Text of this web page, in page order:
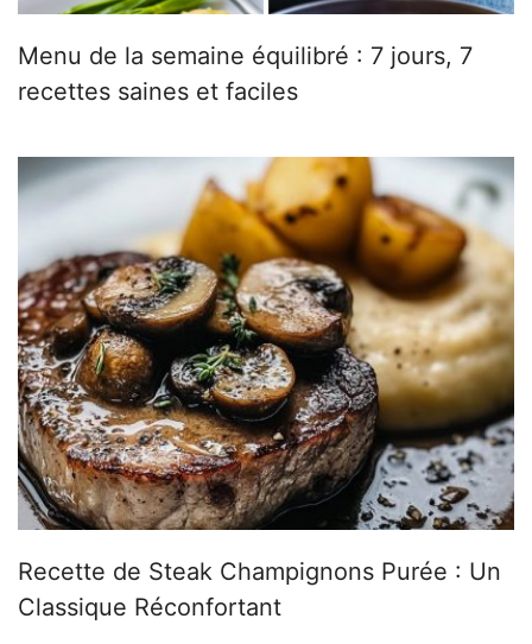
Menu de la semaine équilibré : 7 jours, 7
recettes saines et faciles
Recette de Steak Champignons Purée : Un
Classique Réconfortant